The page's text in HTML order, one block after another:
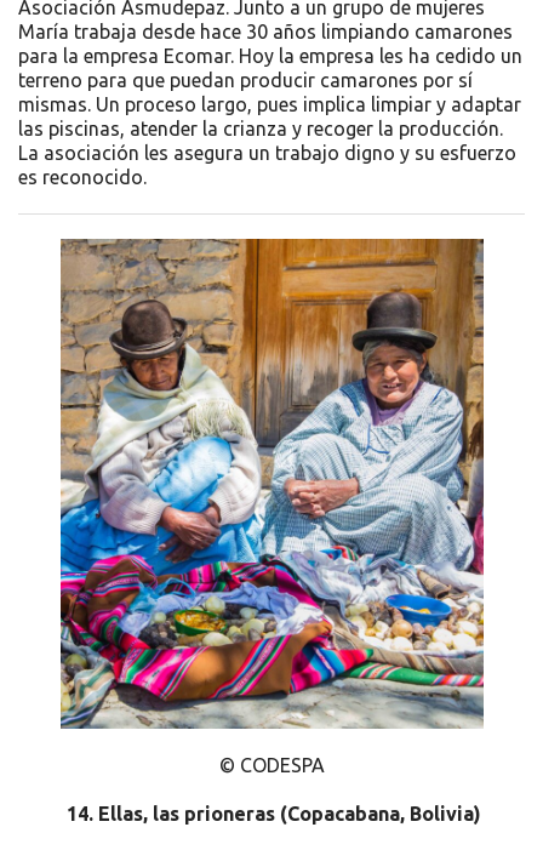
Asociación Asmudepaz. Junto a un grupo de mujeres
María trabaja desde hace 30 años limpiando camarones
para la empresa Ecomar. Hoy la empresa les ha cedido un
terreno para que puedan producir camarones por sí
mismas. Un proceso largo, pues implica limpiar y adaptar
las piscinas, atender la crianza y recoger la producción.
La asociación les asegura un trabajo digno y su esfuerzo
es reconocido.
© CODESPA
14. Ellas, las prioneras (Copacabana, Bolivia)